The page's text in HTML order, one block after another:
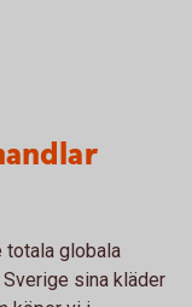
totala globala
sina kläder